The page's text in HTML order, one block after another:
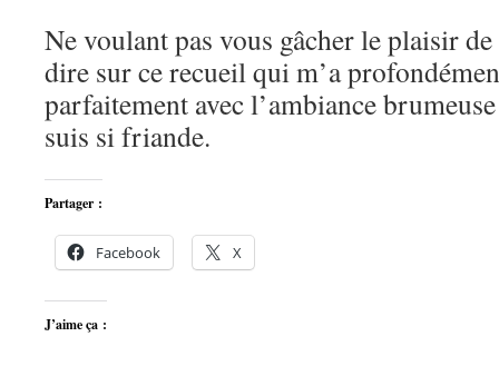
Ne voulant pas vous gâcher le plaisir
dire sur ce recueil qui m’a
parfaitement avec l’ambiance
suis si friande.
Partager :
Facebook X
J’aime ça :